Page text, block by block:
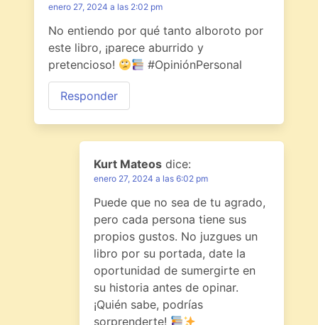
enero 27, 2024 a las 2:02 pm
No entiendo por qué tanto alboroto por
este libro, ¡parece aburrido y
pretencioso!
#OpiniónPersonal
Responder
Kurt Mateos dice:
enero 27, 2024 a las 6:02 pm
Puede que no sea de tu agrado,
pero cada persona tiene sus
propios gustos. No juzgues un
libro por su portada, date la
oportunidad de sumergirte en
su historia antes de opinar.
¡Quién sabe, podrías
sorprenderte!